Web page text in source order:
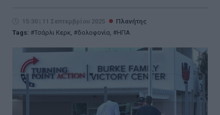
15:30 | 11 Σεπτεμβρίου 2025
Πλανήτης
Tags:
Τσάρλι Κερκ, δολοφονία, ΗΠΑ